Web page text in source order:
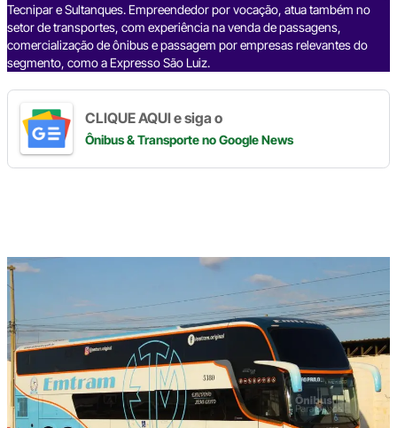
Tecnipar e Sultanques. Empreendedor por vocação, atua também no
setor de transportes, com experiência na venda de passagens,
comercialização de ônibus e passagem por empresas relevantes do
segmento, como a Expresso São Luiz.
CLIQUE AQUI e siga o
Ônibus & Transporteno Google News
Digite
aqui
o
seu
e-
mail